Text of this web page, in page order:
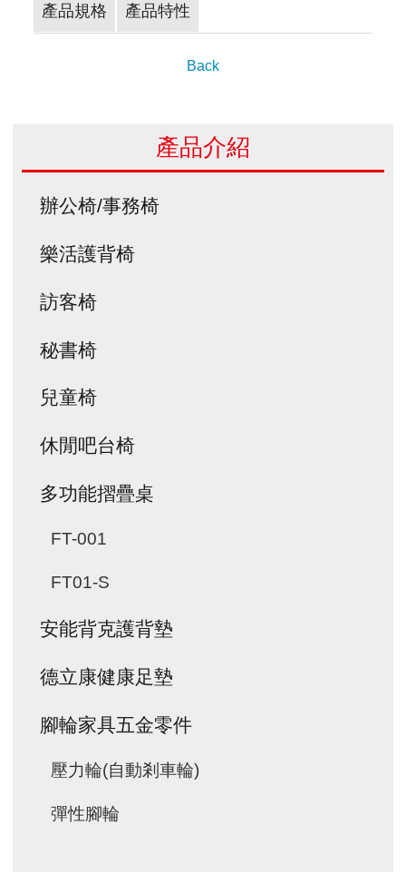
產品介紹
辦公椅/事務椅
樂活護背椅
訪客椅
秘書椅
兒童椅
休閒吧台椅
多功能摺疊桌
FT-001
FT01-S
安能背克護背墊
德立康健康足墊
腳輪家具五金零件
壓力輪(自動剎車輪)
彈性腳輪
產品規格 產品特性
Back